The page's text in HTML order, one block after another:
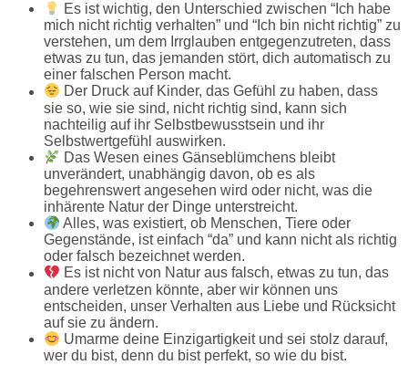
Es ist wichtig, den Unterschied zwischen “Ich habe
mich nicht richtig verhalten” und “Ich bin nicht richtig” zu
verstehen, um dem Irrglauben entgegenzutreten, dass
etwas zu tun, das jemanden stört, dich automatisch zu
einer falschen Person macht.
Der Druck auf Kinder, das Gefühl zu haben, dass
sie so, wie sie sind, nicht richtig sind, kann sich
nachteilig auf ihr Selbstbewusstsein und ihr
Selbstwertgefühl auswirken.
Das Wesen eines Gänseblümchens bleibt
unverändert, unabhängig davon, ob es als
begehrenswert angesehen wird oder nicht, was die
inhärente Natur der Dinge unterstreicht.
Alles, was existiert, ob Menschen, Tiere oder
Gegenstände, ist einfach “da” und kann nicht als richtig
oder falsch bezeichnet werden.
Es ist nicht von Natur aus falsch, etwas zu tun, das
andere verletzen könnte, aber wir können uns
entscheiden, unser Verhalten aus Liebe und Rücksicht
auf sie zu ändern.
Umarme deine Einzigartigkeit und sei stolz darauf,
wer du bist, denn du bist perfekt, so wie du bist.